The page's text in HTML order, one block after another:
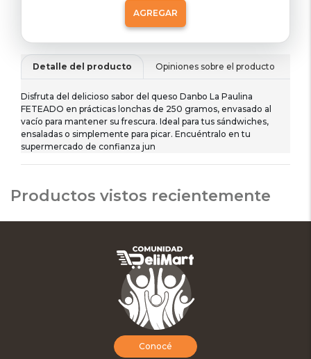
AGREGAR
Detalle del producto Opiniones sobre el producto
Disfruta del delicioso sabor del queso Danbo La Paulina
FETEADO en prácticas lonchas de 250 gramos, envasado al
vacío para mantener su frescura. Ideal para tus sándwiches,
ensaladas o simplemente para picar. Encuéntralo en tu
supermercado de confianza jun
Productos vistos recientemente
Conocé